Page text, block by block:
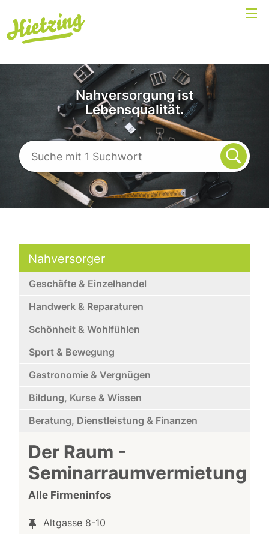
Nahversorgung ist
Lebensqualität.
Nahversorger
Geschäfte & Einzelhandel
Handwerk & Reparaturen
Schönheit & Wohlfühlen
Sport & Bewegung
Gastronomie & Vergnügen
Bildung, Kurse & Wissen
Beratung, Dienstleistung & Finanzen
Der Raum -
Seminarraumvermietung
Alle Firmeninfos
Altgasse 8-10